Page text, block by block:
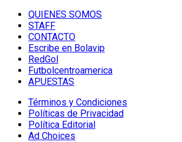
QUIENES SOMOS
STAFF
CONTACTO
Escribe en Bolavip
RedGol
Futbolcentroamerica
APUESTAS
Términos y Condiciones
Políticas de Privacidad
Política Editorial
Ad Choices